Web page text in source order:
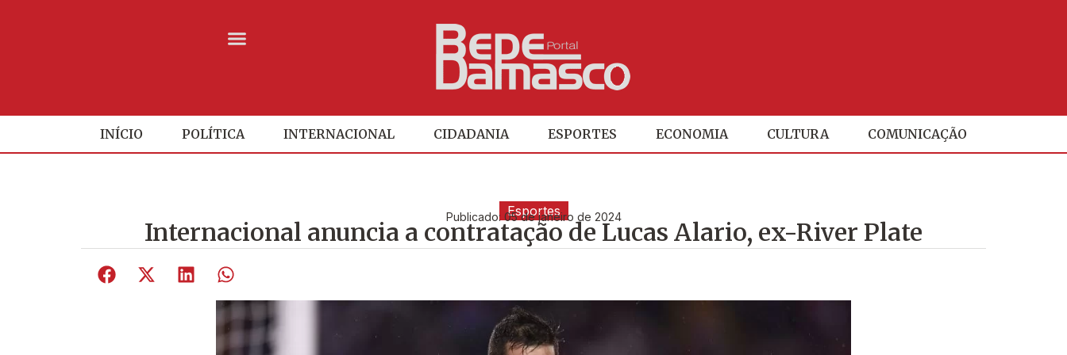
INÍCIO POLÍTICA INTERNACIONAL CIDADANIA ESPORTES ECONOMIA CULTURA COMUNICAÇÃO
Esportes
Publicado: 05 de janeiro de 2024
Internacional anuncia a contratação de Lucas Alario, ex-River Plate